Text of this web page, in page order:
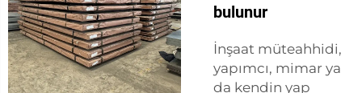
bulunur
İnşaat müteahhidi,
yapımcı, mimar ya
da kendin yap